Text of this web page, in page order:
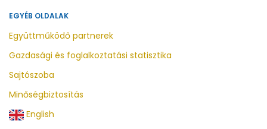
EGYÉB OLDALAK
Együttműködő partnerek
Gazdasági és foglalkoztatási statisztika
Sajtószoba
Minőségbiztosítás
English